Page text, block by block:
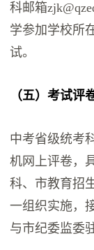
科邮箱
学参加学校所
试。
（五）考试评
中考省级统考
机网上评卷，
科、市教育招
一组织实施，
与市纪委监委